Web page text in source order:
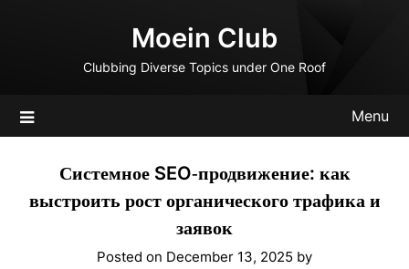
Moein Club
Clubbing Diverse Topics under One Roof
Menu
Системное SEO‑продвижение: как
выстроить рост органического трафика и
заявок
Posted on December 13, 2025 by